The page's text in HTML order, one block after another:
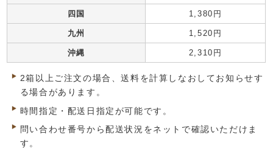
四国 1,380円
九州 1,520円
沖縄 2,310円
2箱以上ご注文の場合、送料を計算しなおしてお知らせす
る場合があります。
時間指定・配送日指定が可能です。
問い合わせ番号から配送状況をネットで確認いただけま
す。